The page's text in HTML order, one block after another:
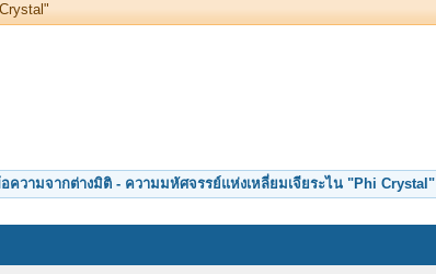
ความจากต่างมิติ - ความมหัศจรรย์แห่งเหลี่ยมเจียระไน "Phi Crystal"